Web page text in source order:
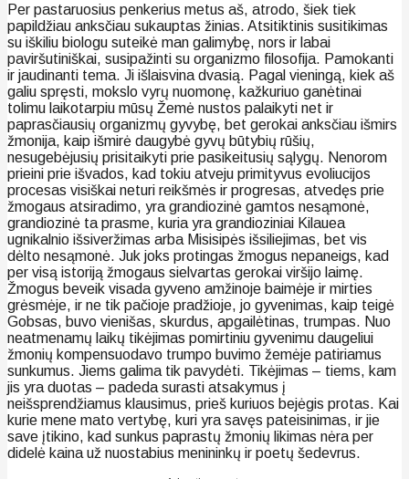
Per pastaruosius penkerius metus aš, atrodo, šiek tiek
papildžiau anksčiau sukauptas žinias. Atsitiktinis susitikimas
su iškiliu biologu suteikė man galimybę, nors ir labai
paviršutiniškai, susipažinti su organizmo filosofija. Pamokanti
ir jaudinanti tema. Ji išlaisvina dvasią. Pagal vieningą, kiek aš
galiu spręsti, mokslo vyrų nuomonę, kažkuriuo ganėtinai
tolimu laikotarpiu mūsų Žemė nustos palaikyti net ir
paprasčiausių organizmų gyvybę, bet gerokai anksčiau išmirs
žmonija, kaip išmirė daugybė gyvų būtybių rūšių,
nesugebėjusių prisitaikyti prie pasikeitusių sąlygų. Nenorom
prieini prie išvados, kad tokiu atveju primityvus evoliucijos
procesas visiškai neturi reikšmės ir progresas, atvedęs prie
žmogaus atsiradimo, yra grandiozinė gamtos nesąmonė,
grandiozinė ta prasme, kuria yra grandioziniai Kilauea
ugnikalnio išsiveržimas arba Misisipės išsiliejimas, bet vis
dėlto nesąmonė. Juk joks protingas žmogus nepaneigs, kad
per visą istoriją žmogaus sielvartas gerokai viršijo laimę.
Žmogus beveik visada gyveno amžinoje baimėje ir mirties
grėsmėje, ir ne tik pačioje pradžioje, jo gyvenimas, kaip teigė
Gobsas, buvo vienišas, skurdus, apgailėtinas, trumpas. Nuo
neatmenamų laikų tikėjimas pomirtiniu gyvenimu daugeliui
žmonių kompensuodavo trumpo buvimo žemėje patiriamus
sunkumus. Jiems galima tik pavydėti. Tikėjimas – tiems, kam
jis yra duotas – padeda surasti atsakymus į
neišsprendžiamus klausimus, prieš kuriuos bejėgis protas. Kai
kurie mene mato vertybę, kuri yra savęs pateisinimas, ir jie
save įtikino, kad sunkus paprastų žmonių likimas nėra per
didelė kaina už nuostabius menininkų ir poetų šedevrus.